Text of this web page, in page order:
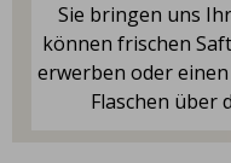
Sie bringen uns
können frischen
erwerben oder
Flaschen über